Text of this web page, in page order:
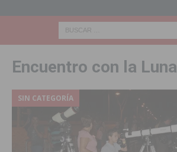
Encuentro con la Luna
SIN CATEGORÍA